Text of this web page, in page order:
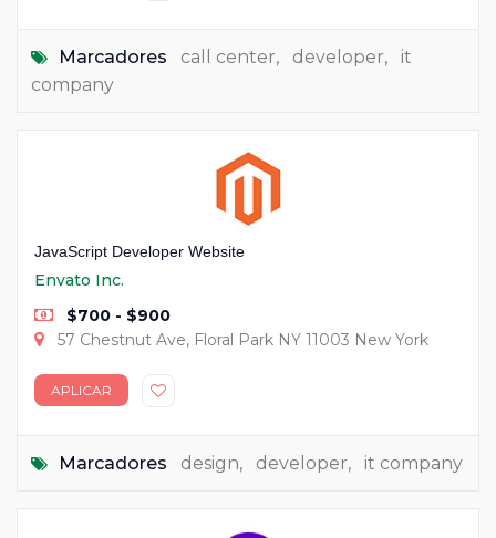
Marcadores call center, developer,
it
company
JavaScript Developer Website
Envato Inc.
$700 - $900
57 Chestnut Ave, Floral Park NY 11003 New York
APLICAR
Marcadores design, developer, it company